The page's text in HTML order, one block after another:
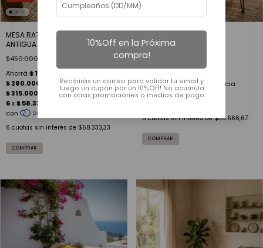
MESA RATONA DE MADERA
ANTIGUA 140
$450.000
6 cuotas sin interés de $58.333,33
MESA TALLADA VINTAGE
6 cuotas sin interés de$36.666,67
10%Off en la Próxima
compra!
Recibirás un correo para validar tu email y
luego un cupón por un 10%Off! No acumula
con otras promociones o medios de pago